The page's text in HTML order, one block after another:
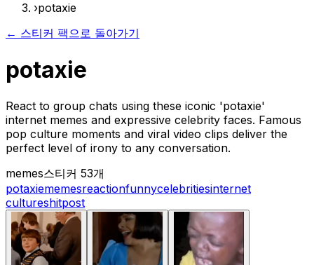
›potaxie
← 스티커 팩으로 돌아가기
potaxie
React to group chats using these iconic 'potaxie'
internet memes and expressive celebrity faces. Famous
pop culture moments and viral video clips deliver the
perfect level of irony to any conversation.
memes스티커 53개
potaxiememesreactionfunnycelebritiesinternet
cultureshitpost